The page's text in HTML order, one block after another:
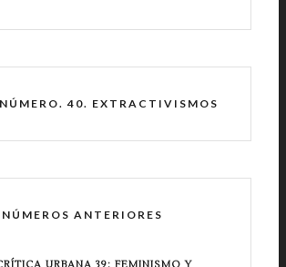
40. EXTRACTIVISMOS
NÚMEROS ANTERIORES